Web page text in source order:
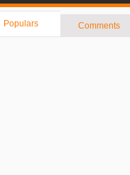
Populars Comments